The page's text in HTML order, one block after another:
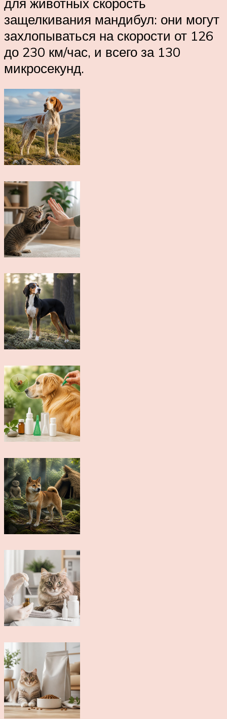
защелкивания мандибул: они могут
захлопываться на скорости от 126
до 230 км/час, и всего за 130
микросекунд.